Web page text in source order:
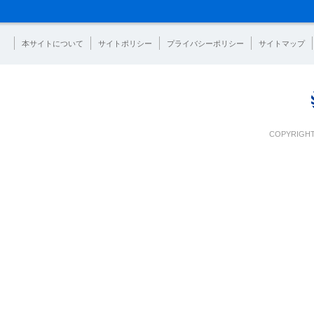
本サイトについて サイトポリシー プライバシーポリシー サイトマップ